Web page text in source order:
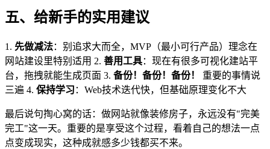
五、给新手的实用建议
1. 先做减法：别追求大而全，MVP（最小可行产品）理念在
网站建设里特别适用 2. 善用工具：现在有很多可视化建站平
台，拖拽就能生成页面 3. 备份！备份！备份！
重要的事情说
三遍 4. 保持学习 ：Web技术迭代快，但基础原理变化不大
最后说句掏心窝的话：做网站就像装修房子，永远没有"完美
完工"这一天。重要的是享受这个过程，看着自己的想法一点
点变成现实，这种成就感多少钱都买不来。